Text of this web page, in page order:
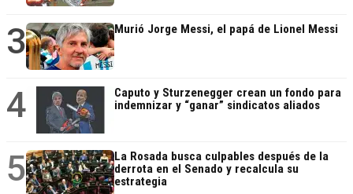
3 Murió Jorge Messi, el papá de Lionel Messi
4
Caputo y Sturzenegger crean un fondo para
indemnizar y “ganar” sindicatos aliados
5
La Rosada busca culpables después de la
derrota en el Senado y recalcula su
estrategia